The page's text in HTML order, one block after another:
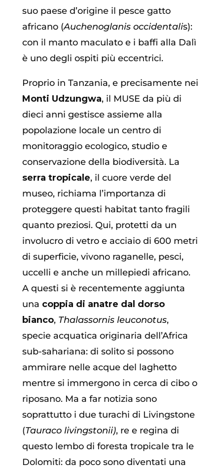
suo paese d’origine il pesce gatto
africano (Auchenoglanis occidentalis):
con il manto maculato e i baffi alla Dalì
è uno degli ospiti più eccentrici.
Proprio in Tanzania, e precisamente nei
Monti Udzungwa, il MUSE da più di
dieci anni gestisce assieme alla
popolazione locale un centro di
monitoraggio ecologico, studio e
conservazione della biodiversità. La
serra tropicale, il cuore verde del
museo, richiama l’importanza di
proteggere questi habitat tanto fragili
quanto preziosi. Qui, protetti da un
involucro di vetro e acciaio di 600 metri
di superficie, vivono raganelle, pesci,
uccelli e anche un millepiedi africano.
A questi si è recentemente aggiunta
una coppia di anatre dal dorso
bianco, Thalassornis leuconotus,
specie acquatica originaria dell’Africa
sub-sahariana: di solito si possono
ammirare nelle acque del laghetto
mentre si immergono in cerca di cibo o
riposano. Ma a far notizia sono
soprattutto i due turachi di Livingstone
(Tauraco livingstonii), re e regina di
questo lembo di foresta tropicale tra le
Dolomiti: da poco sono diventati una